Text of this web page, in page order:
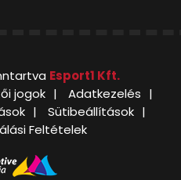
Esport1 Kft.
jogok
Adatkezelés
Sütibeállítások
Feltételek